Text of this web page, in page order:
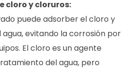
cloro y cloruros:
puede adsorber el cloro y
agua, evitando la corrosión por
El cloro es un agente
del agua, pero